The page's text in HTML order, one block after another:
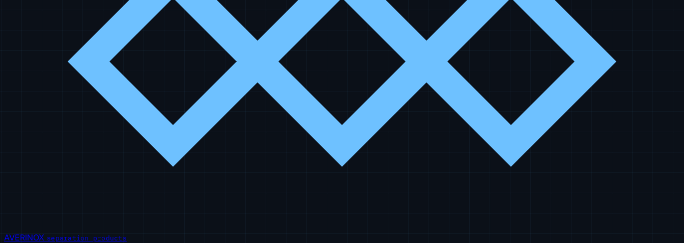
AVERINOX separation products